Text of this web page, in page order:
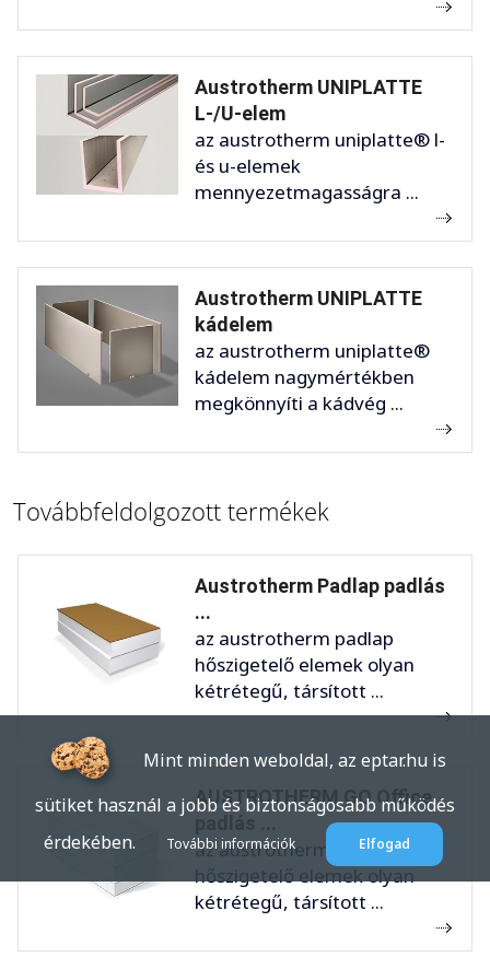
Austrotherm UNIPLATTE
L-/U-elem
az austrotherm uniplatte® l-
és u-elemek
mennyezetmagasságra ...
Austrotherm UNIPLATTE
kádelem
az austrotherm uniplatte®
kádelem nagymértékben
megkönnyíti a kádvég ...
Továbbfeldolgozott termékek
Austrotherm Padlap padlás
...
az austrotherm padlap
hőszigetelő elemek olyan
kétrétegű, társított ...
AUSTROTHERM GO Office
az austrotherm go
hőszigetelő elemek olyan
kétrétegű, társított ...
Mint minden weboldal, az eptar.hu is
sütiket használ a jobb és biztonságosabb működés
érdekében.
További információk Elfogad